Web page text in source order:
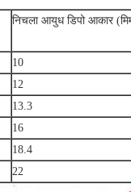
निचला आयुध डिपो आकार
10
12
13.3
16
18.4
22